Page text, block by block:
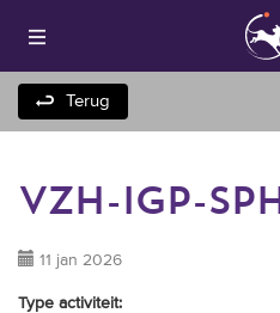
Terug
vzh-igp-sph
11 jan 2026
Type activiteit: